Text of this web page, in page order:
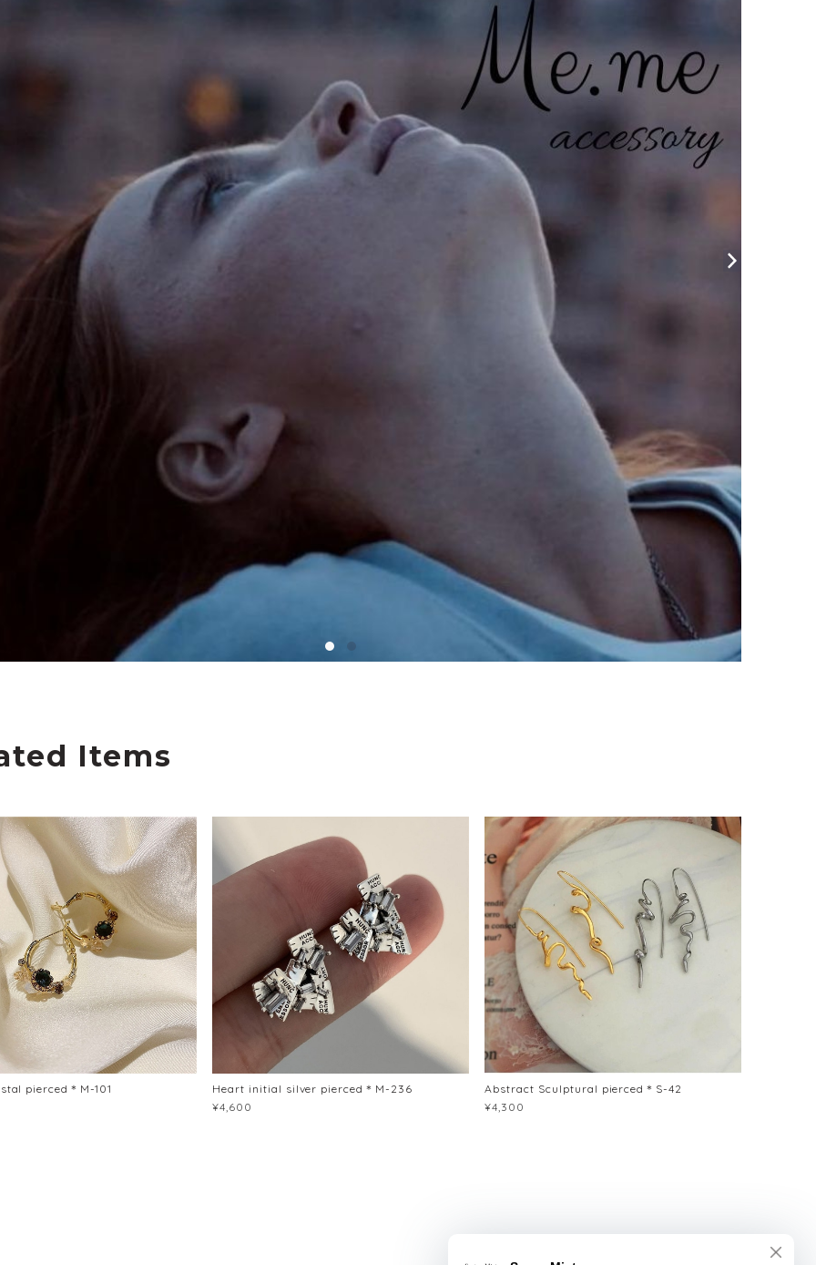
Items
pierced＊M-101
Heart initial silver pierced＊M-236
¥4,600
Abstract Sculptural pierced＊S-42
¥4,300